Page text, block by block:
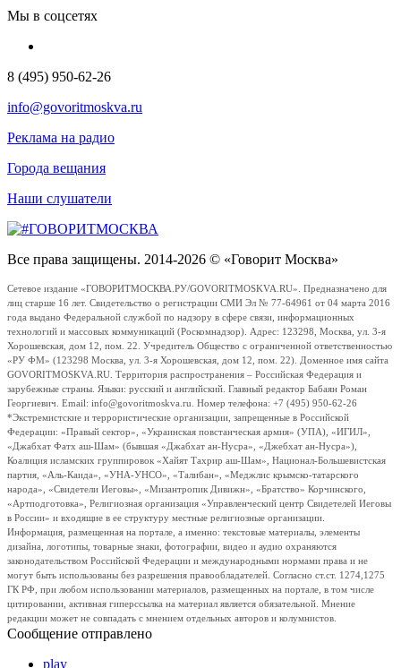
Мы в соцсетях
8 (495) 950-62-26
info@govoritmoskva.ru
Реклама на радио
Города вещания
Наши слушатели
Все права защищены. 2014-2026 © «Говорит Москва»
Сетевое издание «ГОВОРИТМОСКВА.РУ/GOVORITMOSKVA.RU». Предназначено для
лиц старше 16 лет. Свидетельство о регистрации СМИ Эл № 77-64961 от 04 марта 2016
года выдано Федеральной службой по надзору в сфере связи, информационных
технологий и массовых коммуникаций (Роскомнадзор). Адрес: 123298, Москва, ул. 3-я
Хорошевская, дом 12, пом. 22. Учредитель Общество с ограниченной ответственностью
«РУ ФМ» (123298 Москва, ул. 3-я Хорошевская, дом 12, пом. 22). Доменное имя сайта
GOVORITMOSKVA.RU. Территория распространения – Российская Федерация и
зарубежные страны. Языки: русский и английский. Главный редактор Бабаян Роман
Георгиевич. Email: info@govoritmoskva.ru. Номер телефона: +7 (495) 950-62-26
*Экстремистские и террористические организации, запрещенные в Российской
Федерации: «Правый сектор», «Украинская повстанческая армия» (УПА), «ИГИЛ»,
«Джабхат Фатх аш-Шам» (бывшая «Джабхат ан-Нусра», «Джебхат ан-Нусра»),
Коалиция исламских группировок «Хайят Тахрир аш-Шам», Национал-Большевистская
партия, «Аль-Каида», «УНА-УНСО», «Талибан», «Меджлис крымско-татарского
народа», «Свидетели Иеговы», «Мизантропик Дивижн», «Братство» Корчинского,
«Артподготовка», Религиозная организация «Управленческий центр Свидетелей Иеговы
в России» и входящие в ее структуру местные религиозные организации.
Информация, размещенная на портале, а именно: текстовые материалы, элементы
дизайна, логотипы, товарные знаки, фотографии, видео и аудио охраняются
законодательством Российской Федерации и международными нормами права и не
могут быть использованы без разрешения правообладателей. Согласно ст.ст. 1274,1275
ГК РФ, при любом использовании материалов, размещенных на портале, в том числе
цитировании, активная гиперссылка на материал является обязательной. Мнение
редакции может не совпадать с мнением отдельных авторов и колумнистов.
Сообщение отправлено
play